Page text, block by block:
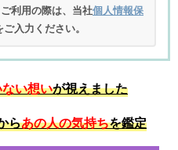
利用の際は、当社個人情報保
入力ください。
い想いが視えました
らあの人の気持ちを鑑定